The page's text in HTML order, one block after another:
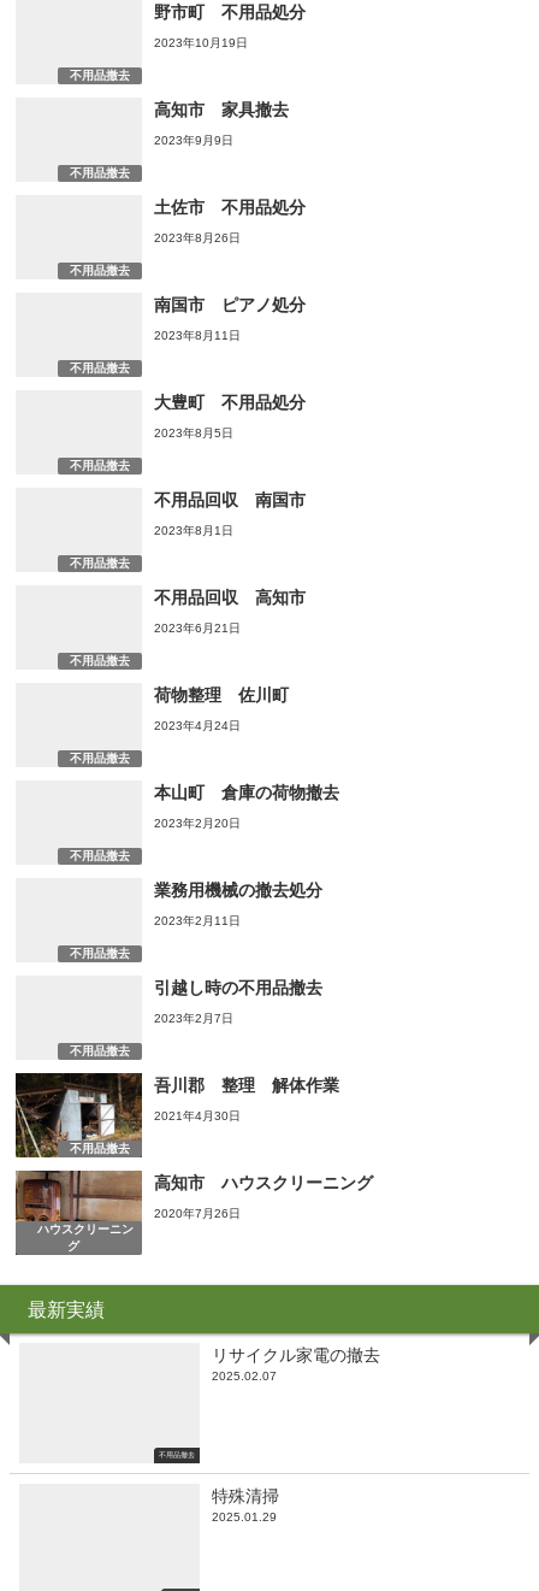
不用品撤去
野市町 不用品処分
2023年10月19日
不用品撤去
高知市 家具撤去
2023年9月9日
不用品撤去
土佐市 不用品処分
2023年8月26日
不用品撤去
南国市 ピアノ処分
2023年8月11日
不用品撤去
大豊町 不用品処分
2023年8月5日
不用品撤去
不用品回収 南国市
2023年8月1日
不用品撤去
不用品回収 高知市
2023年6月21日
不用品撤去
荷物整理 佐川町
2023年4月24日
不用品撤去
本山町 倉庫の荷物撤去
2023年2月20日
不用品撤去
業務用機械の撤去処分
2023年2月11日
不用品撤去
引越し時の不用品撤去
2023年2月7日
不用品撤去
吾川郡 整理 解体作業
2021年4月30日
ハウスクリーニン
グ
高知市 ハウスクリーニング
2020年7月26日
最新実績
不用品撤去
リサイクル家電の撤去
2025.02.07
特殊清掃
2025.01.29